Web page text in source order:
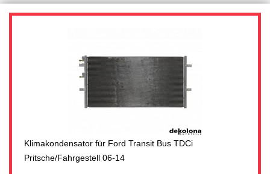
Klimakondensator für Ford Transit Bus TDCi
Pritsche/Fahrgestell 06-14